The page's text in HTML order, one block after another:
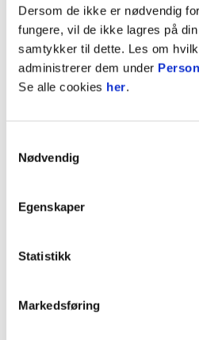
Dersom de ikke er nødvendig
fungere, vil de ikke lagres på
samtykker til dette. Les om
administrerer dem under
Se alle cookies her.
Nødvendig
Egenskaper
Statistikk
Markedsføring
Magnus Tjærandsen
ANNONSE FRA